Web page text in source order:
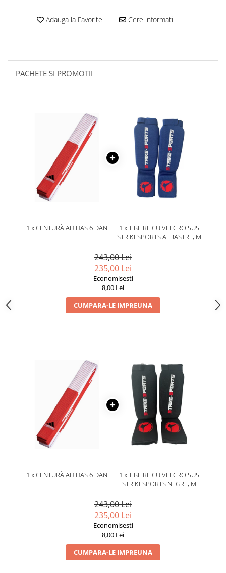
Sorturi Kickboxing / MMA
Tricouri / Maiouri
Sepci / Caciuli
Echipament compresie
Genti Echipament
Dresuri/Echipament
Accesorii Lupte/Wrestling
Suprafete de lupta/Dotari sala
Suprafete de Lupta/Antrenament
Dotari Sala/Dojo
Shakere
Suplimente pt Masa Musculara
Vitamine/Minerale
Adauga la Favorite Cere informatii
PACHETE SI PROMOTII
1 x CENTURĂ ADIDAS 6 DAN
1 x TIBIERE CU VELCRO SUS
STRIKESPORTS ALBASTRE, M
243,00 Lei
235,00 Lei
Economisesti
8,00 Lei
CUMPARA-LE IMPREUNA
1 x CENTURĂ ADIDAS 6 DAN
1 x TIBIERE CU VELCRO SUS
STRIKESPORTS NEGRE, M
243,00 Lei
235,00 Lei
Economisesti
8,00 Lei
CUMPARA-LE IMPREUNA